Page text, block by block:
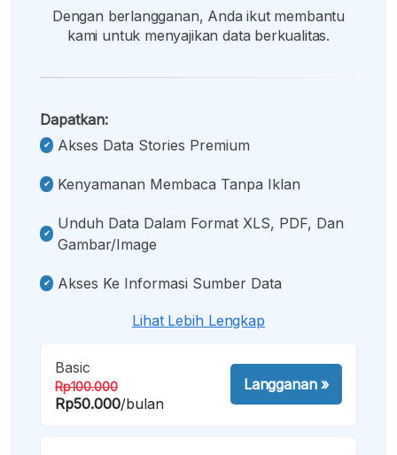
Dengan berlangganan, Anda ikut membantu
kami untuk menyajikan data berkualitas.
Dapatkan:
Akses Data Stories Premium
Kenyamanan Membaca Tanpa Iklan
Unduh Data Dalam Format XLS, PDF, Dan
Gambar/image
Akses Ke Informasi Sumber Data
Lihat Lebih Lengkap
Basic
Rp100.000
Rp50.000/bulan
Langganan»